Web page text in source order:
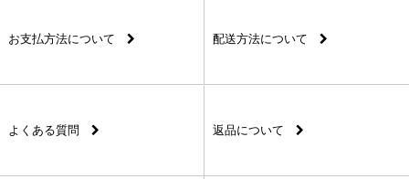
お支払方法について 配送方法について
よくある質問 返品について